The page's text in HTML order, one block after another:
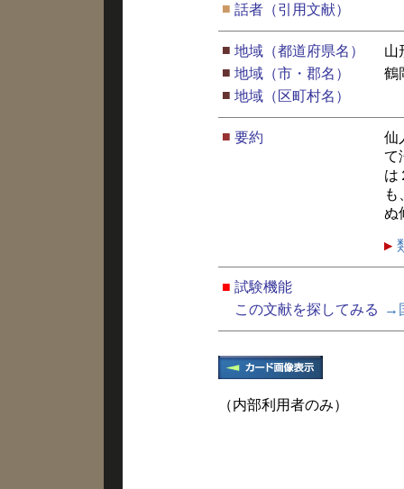
■ 話者（引用文献）
■ 地域（都道府県名）
山
■ 地域（市・郡名）
鶴
■ 地域（区町村名）
■ 要約
仙
て
は
も
ぬ
■ 試験機能
この文献を探してみる
→
（内部利用者のみ）